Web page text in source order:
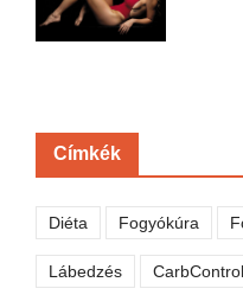
Címkék
Diéta Fogyókúra
Lábedzés CarbControl